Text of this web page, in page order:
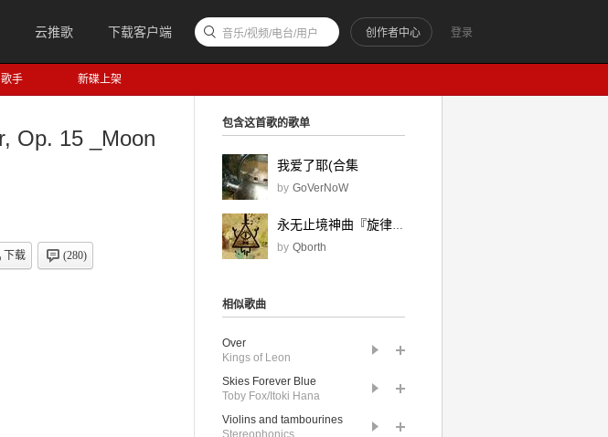
云推歌 下载客户端 登录
创作者中心
音乐/视频/电台/用户
歌手 新碟上架